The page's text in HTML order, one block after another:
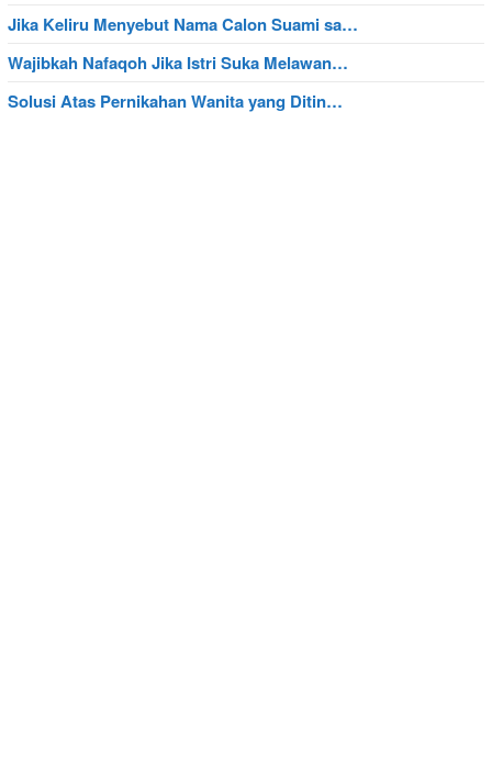
Jika Keliru Menyebut Nama Calon Suami sa…
Wajibkah Nafaqoh Jika Istri Suka Melawan…
Solusi Atas Pernikahan Wanita yang Ditin…